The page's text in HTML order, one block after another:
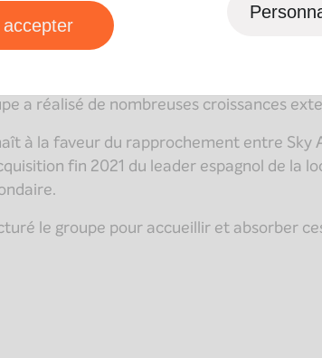
première opération de MBO en 2015 pour
croissance importante de son marché,
a réalisé de nombreuses croissances
à la faveur du rapprochement entre
fin 2021 du leader espagnol de la
le groupe pour accueillir et absorber
accepter